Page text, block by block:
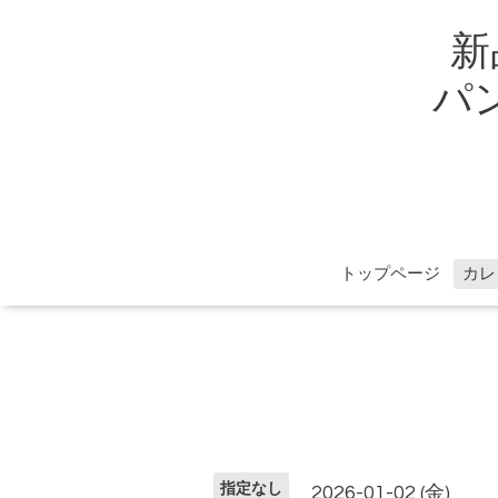
パ
トップページ カ
指定なし 2026-01-02 (金)